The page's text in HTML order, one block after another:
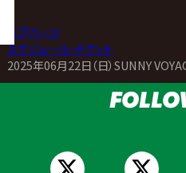
トップページ
>スケジュール・チケット
2025年06月22日（日）SUNNY